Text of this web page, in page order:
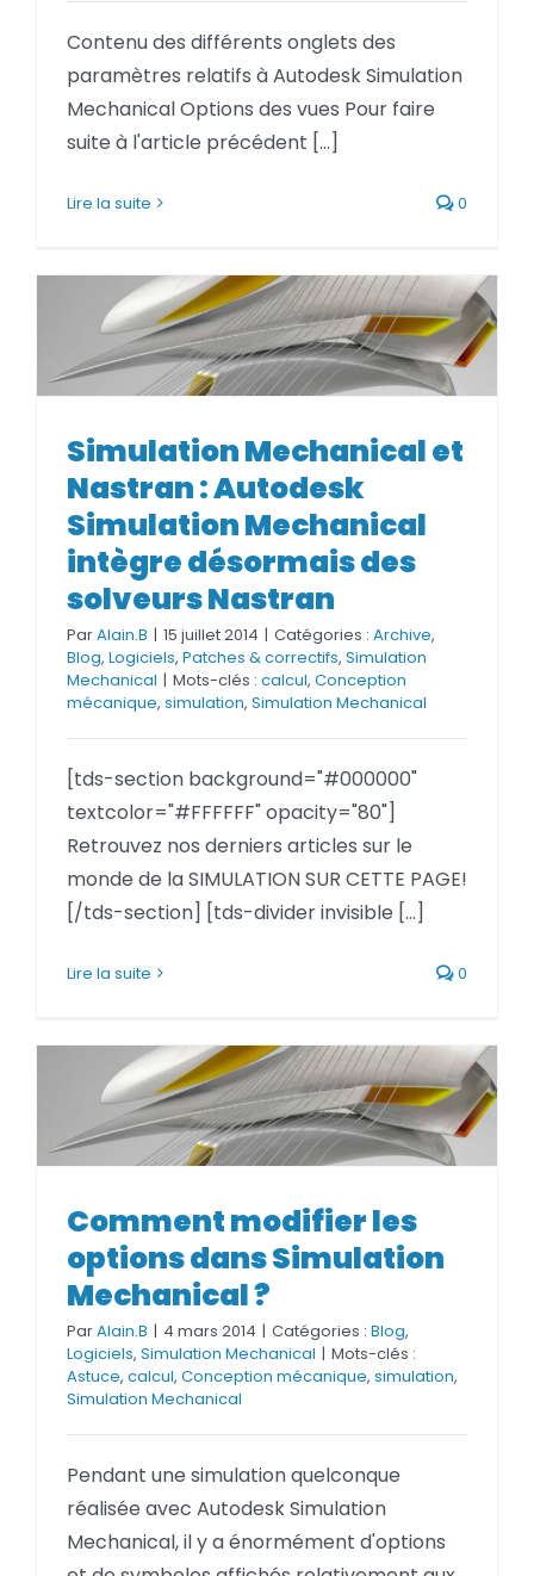
Contenu des différents onglets des
paramètres relatifs à Autodesk Simulation
Mechanical Options des vues Pour faire
suite à l'article précédent [...]
Lire la suite 0
Nastran : Autodesk Simulation
Mechanical intègre désormais
des solveurs Nastran
Simulation Mechanical et
Nastran : Autodesk
Simulation Mechanical
intègre désormais des
solveurs Nastran
ParAlain.B | 15 juillet 2014 | Catégories : Archive,
Blog, Logiciels, Patches & correctifs, Simulation
Mechanical | Mots-clés : calcul, Conception
mécanique, simulation, Simulation Mechanical
[tds-section background="#000000"
textcolor="#FFFFFF" opacity="80"]
Retrouvez nos derniers articles sur le
monde de la SIMULATION SUR CETTE PAGE!
[/tds-section] [tds-divider invisible [...]
Lire la suite 0
Comment modifier les options
dans Simulation Mechanical ?
Comment modifier les
options dans Simulation
Mechanical ?
ParAlain.B | 4 mars 2014 | Catégories : Blog,
Logiciels, Simulation Mechanical | Mots-clés :
Astuce, calcul, Conception mécanique, simulation,
Simulation Mechanical
Pendant une simulation quelconque
réalisée avec Autodesk Simulation
Mechanical, il y a énormément d'options